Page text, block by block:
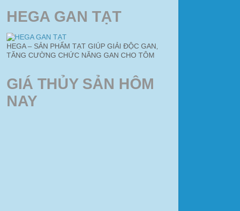
HEGA GAN TẠT
HEGA – SẢN PHẨM TẠT GIÚP GIẢI ĐỘC GAN,
TĂNG CƯỜNG CHỨC NĂNG GAN CHO TÔM
GIÁ THỦY SẢN HÔM
NAY